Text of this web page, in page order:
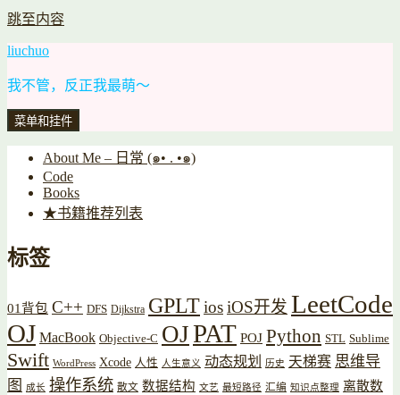
跳至内容
liuchuo
我不管，反正我最萌～
菜单和挂件
About Me – 日常 (๑• . •๑)
Code
Books
★书籍推荐列表
标签
01背包 C++ DFS Dijkstra GPLTiosiOS开发 LeetCode
OJ MacBook Objective-C OJPAT POJ Python STL Sublime
Swift WordPress Xcode 人性 人生意义 动态规划 历史 天梯赛 思维导
图
成长 操作系统 散文 数据结构 文艺 最短路径 汇编 知识点整理 离散数